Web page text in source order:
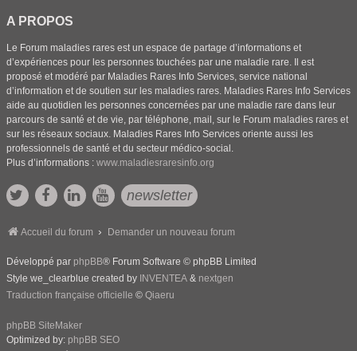
A PROPOS
Le Forum maladies rares est un espace de partage d’informations et
d’expériences pour les personnes touchées par une maladie rare. Il est
proposé et modéré par Maladies Rares Info Services, service national
d’information et de soutien sur les maladies rares. Maladies Rares Info Services
aide au quotidien les personnes concernées par une maladie rare dans leur
parcours de santé et de vie, par téléphone, mail, sur le Forum maladies rares et
sur les réseaux sociaux. Maladies Rares Info Services oriente aussi les
professionnels de santé et du secteur médico-social.
Plus d’informations : www.maladiesraresinfo.org
newsletter
Accueil du forum Demander un nouveau forum
Développé par phpBB® Forum Software © phpBB Limited
Style we_clearblue created by INVENTEA & nextgen
Traduction française officielle © Qiaeru
phpBB SiteMaker
Optimized by: phpBB SEO